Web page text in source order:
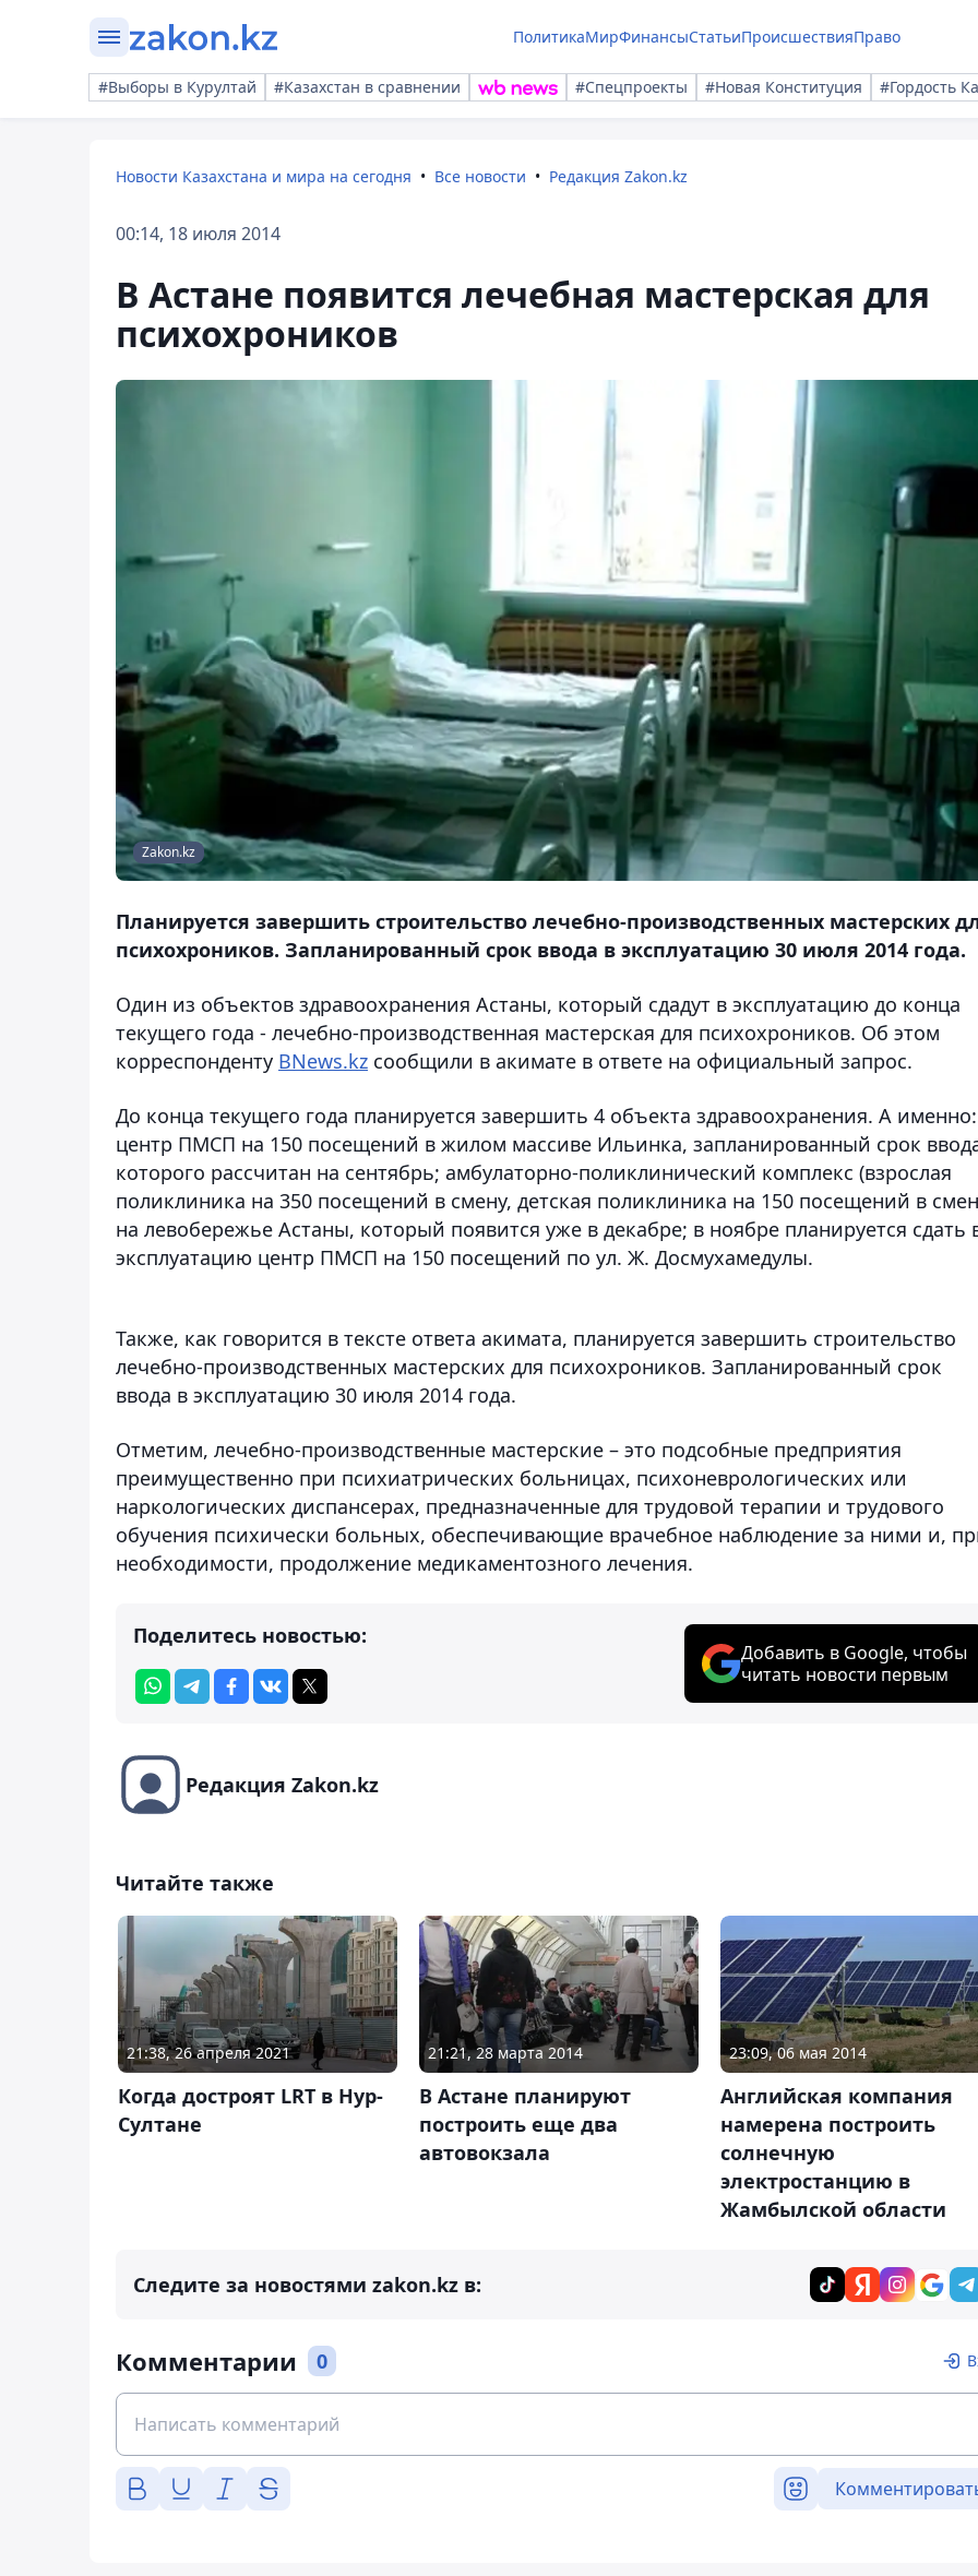
ПолитикаМирФинансыСтатьиПроисшествияПраво
#Выборы в Курултай #Казахстан в сравнении #Спецпроекты #Новая Конституция #Гордость
Новости Казахстана и мира на сегодня Все новости Редакция Zakon.kz
00:14, 18 июля 2014
В Астане появится лечебная мастерская для
психохроников
Zakon.kz
Планируется завершить строительство лечебно-производственных мастерских
психохроников. Запланированный срок ввода в эксплуатацию 30 июля 2014 года.
Один из объектов здравоохранения Астаны, который сдадут в эксплуатацию до конца
текущего года - лечебно-производственная мастерская для психохроников. Об этом
корреспонденту BNews.kz сообщили в акимате в ответе на официальный запрос.
До конца текущего года планируется завершить 4 объекта здравоохранения. А именно:
центр ПМСП на 150 посещений в жилом массиве Ильинка, запланированный срок
которого рассчитан на сентябрь; амбулаторно-поликлинический комплекс (взрослая
поликлиника на 350 посещений в смену, детская поликлиника на 150 посещений в
на левобережье Астаны, который появится уже в декабре; в ноябре планируется сдать
эксплуатацию центр ПМСП на 150 посещений по ул. Ж. Досмухамедулы.
Также, как говорится в тексте ответа акимата, планируется завершить строительство
лечебно-производственных мастерских для психохроников. Запланированный срок
ввода в эксплуатацию 30 июля 2014 года.
Отметим, лечебно-производственные мастерские – это подсобные предприятия
преимущественно при психиатрических больницах, психоневрологических или
наркологических диспансерах, предназначенные для трудовой терапии и трудового
обучения психически больных, обеспечивающие врачебное наблюдение за ними и,
необходимости, продолжение медикаментозного лечения.
Поделитесь новостью:
Добавить в Google, чтобы
читать новости первым
Редакция Zakon.kz
Читайте также
21:38, 26 апреля 2021
Когда достроят LRT в Нур-
Султане
21:21, 28 марта 2014
В Астане планируют
построить еще два
автовокзала
23:09, 06 мая 2014
Английская компания
намерена построить
солнечную
электростанцию в
Жамбылской области
Следите за новостями zakon.kz в:
Комментарии 0